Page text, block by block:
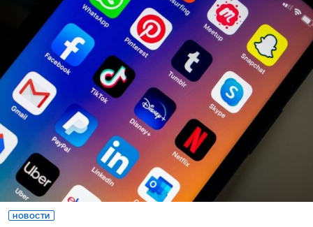
НОВОСТИ